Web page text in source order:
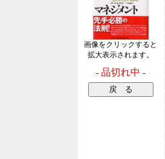
画像をクリックすると
拡大表示されます。
- 品切れ中 -